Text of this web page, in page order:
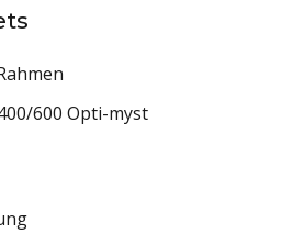
600 Opti-myst